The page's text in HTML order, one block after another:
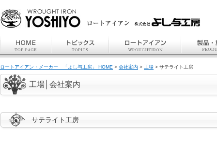
ロートアイアン・メーカー 「よし与工房」 HOME > 会社案内 > 工場 > サテライト工房
工場│会社案内
サテライト工房